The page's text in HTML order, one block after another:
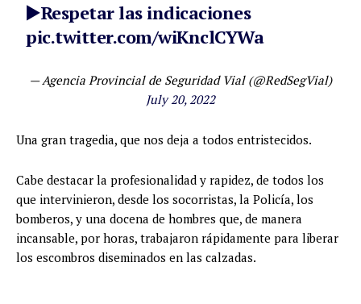
▶️Respetar las indicaciones
pic.twitter.com/wiKnclCYWa
— Agencia Provincial de Seguridad Vial (@RedSegVial)
July 20, 2022
Una gran tragedia, que nos deja a todos entristecidos.
Cabe destacar la profesionalidad y rapidez, de todos los
que intervinieron, desde los socorristas, la Policía, los
bomberos, y una docena de hombres que, de manera
incansable, por horas, trabajaron rápidamente para liberar
los escombros diseminados en las calzadas.